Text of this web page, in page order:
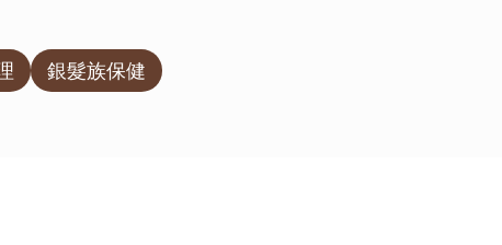
銀髮族保健